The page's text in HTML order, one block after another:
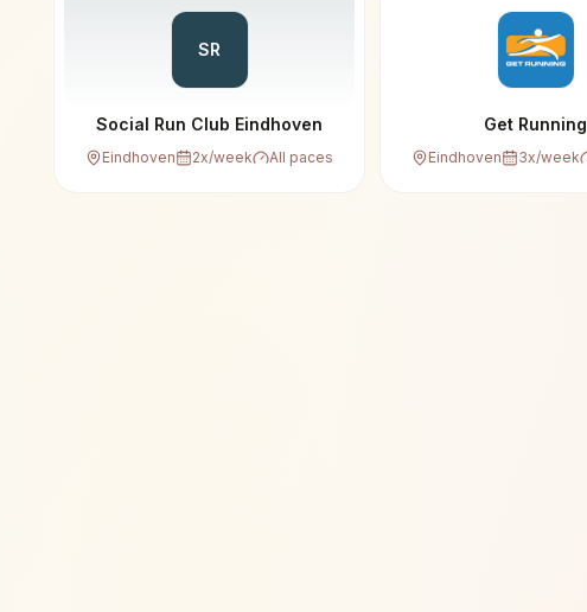
SR
Social Run Club Eindhoven
Eindhoven 2x/week All paces
Get Running
Eindhoven 3x/week